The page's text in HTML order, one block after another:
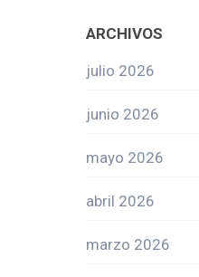
ARCHIVOS
julio 2026
junio 2026
mayo 2026
abril 2026
marzo 2026